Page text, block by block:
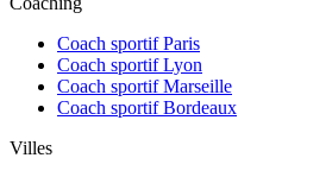
Coach sportif Paris
Coach sportif Lyon
Coach sportif Marseille
Coach sportif Bordeaux
Villes